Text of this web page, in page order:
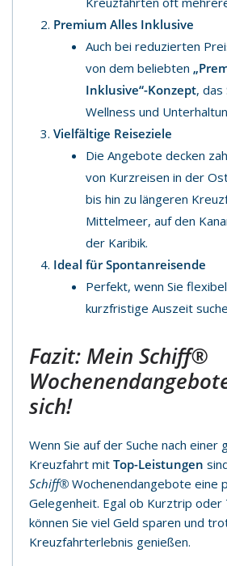
Premium Alles Inklusive
Auch bei reduzierten
von dem beliebten
Inklusive“-Konzept, das
Wellness und
Vielfältige Reiseziele
Die Angebote decken
von Kurzreisen in der
bis hin zu längeren
Mittelmeer, auf den
der Karibik.
Ideal für Spontanreisende
Perfekt, wenn Sie
kurzfristige Auszeit
Fazit: Mein Schiff®
sich!
Wenn Sie auf der Suche nach einer
Kreuzfahrt mit Top-Leistungen
Schiff® Wochenendangebote eine
Gelegenheit. Egal ob Kurztrip oder
können Sie viel Geld sparen und
Kreuzfahrterlebnis genießen.